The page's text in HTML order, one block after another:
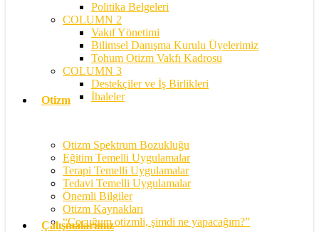
Politika Belgeleri
COLUMN 2
Vakıf Yönetimi
Bilimsel Danışma Kurulu Üyelerimiz
Tohum Otizm Vakfı Kadrosu
COLUMN 3
Destekçiler ve İş Birlikleri
İhaleler
Otizm
Otizm Spektrum Bozukluğu
Eğitim Temelli Uygulamalar
Terapi Temelli Uygulamalar
Tedavi Temelli Uygulamalar
Önemli Bilgiler
Otizm Kaynakları
“Çocuğum otizmli, şimdi ne yapacağım?”
Çalışmalarımız